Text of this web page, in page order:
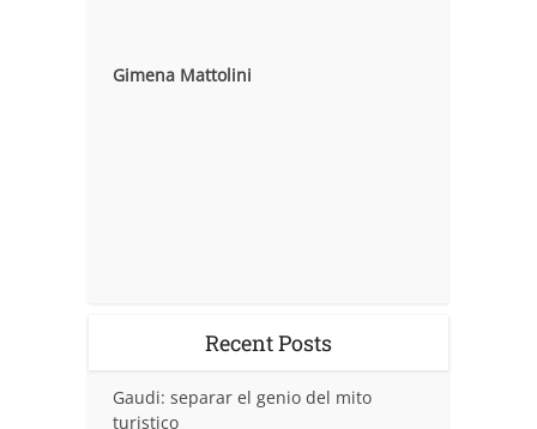
Gimena Mattolini
Recent Posts
Gaudi: separar el genio del mito
turistico